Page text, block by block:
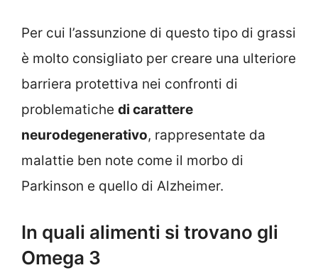
Per cui l’assunzione di questo tipo di grassi
è molto consigliato per creare una ulteriore
barriera protettiva nei confronti di
problematiche di carattere
neurodegenerativo, rappresentate da
malattie ben note come il morbo di
Parkinson e quello di Alzheimer.
In quali alimenti si trovano gli
Omega 3